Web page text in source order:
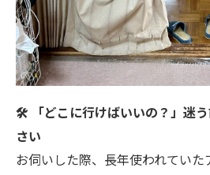
🛠️ 「どこに行けばいいの？」迷
さい
お伺いした際、長年使われていた